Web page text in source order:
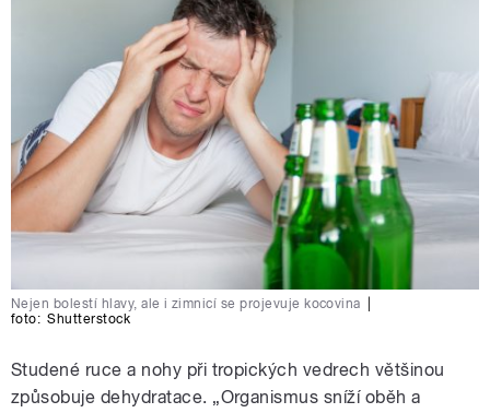
Nejen bolestí hlavy, ale i zimnicí se projevuje kocovina
foto: Shutterstock
Studené ruce a nohy při tropických vedrech většinou
způsobuje dehydratace. „Organismus sníží oběh a